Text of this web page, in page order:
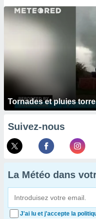
Tornades et pluies
Suivez-nous
La Météo dans
J'ai lu et j'accepte la